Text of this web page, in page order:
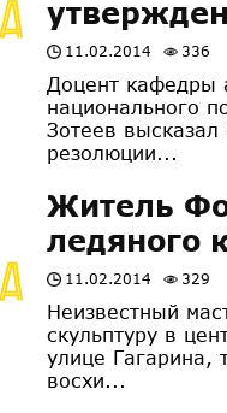
11.02.2014 336
Доцент кафедры
национального
Зотеев высказал
резолюции...
Житель
ледяного
11.02.2014 329
Неизвестный
скульптуру в
улице Гагарина,
восхи...